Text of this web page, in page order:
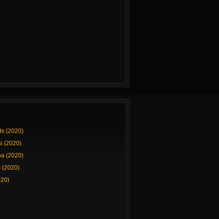
(2020)
(2020)
(2020)
(2020)